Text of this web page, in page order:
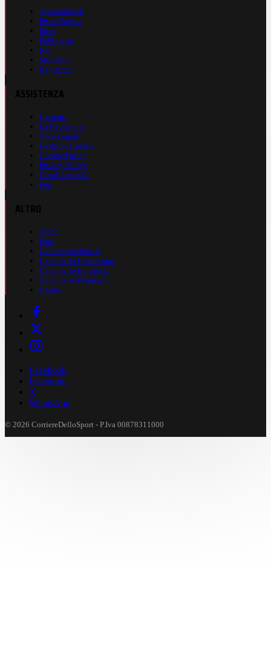
Abbonamenti
Prima Pagina
Store
Pubblicità
Rss
Site Map
Registrati
Contatti
La Redazione
Nota Legale
Gestione Cookie
Cookie Policy
Privacy Policy
Cond. Generali
Faq
Video
Foto
Calendario Serie A
Calendario Champions
Calendario Europa L.
Calendario Premier L.
Casinò
Facebook
Instagram
X
WhatsApp
© 2026 CorriereDelloSport - P.Iva 00878311000